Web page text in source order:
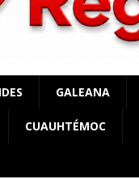
GALEANA
CUAUHTÉMOC